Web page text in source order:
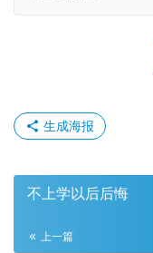
生成海报
不上学以后后悔
上一篇